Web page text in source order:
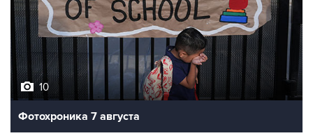
10
Фотохроника 7 августа